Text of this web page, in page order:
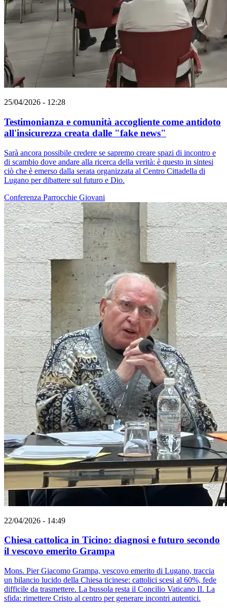
25/04/2026 - 12:28
Testimonianza e comunità accogliente come antidoto
all'insicurezza creata dalle "fake news"
Sarà ancora possibile credere se sapremo creare spazi di incontro e
di scambio dove andare alla ricerca della verità: è questo in sintesi
ciò che è emerso dalla serata organizzata al Centro Cittadella di
Lugano per dibattere sul futuro e Dio.
Conferenza Parrocchie Giovani
22/04/2026 - 14:49
Chiesa cattolica in Ticino: diagnosi e futuro secondo
il vescovo emerito Grampa
Mons. Pier Giacomo Grampa, vescovo emerito di Lugano, traccia
un bilancio lucido della Chiesa ticinese: cattolici scesi al 60%, fede
difficile da trasmettere. La bussola resta il Concilio Vaticano II. La
sfida: rimettere Cristo al centro per generare incontri autentici.